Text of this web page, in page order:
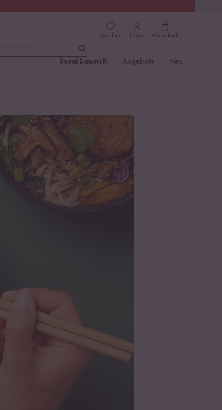
Merkliste Login Warenkorb
Sumi Launch Angebote Neu